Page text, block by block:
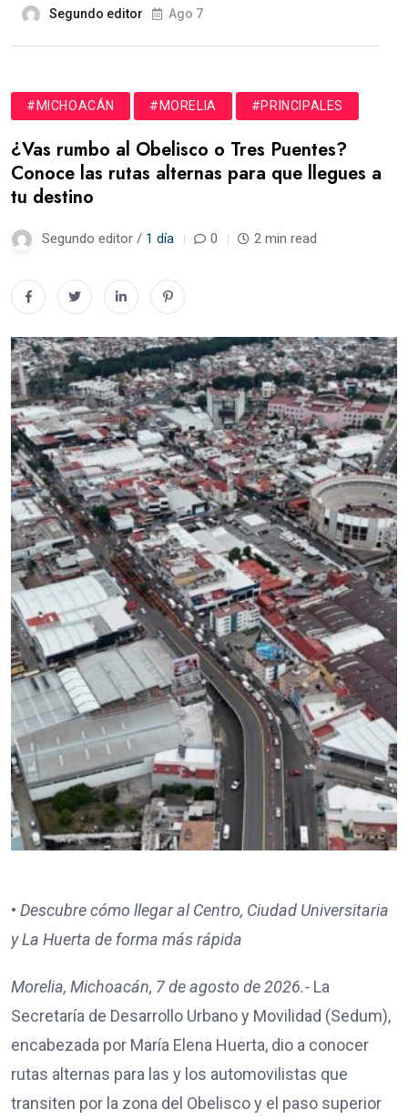
Segundo editor Ago 7
#MICHOACÁN #MORELIA #PRINCIPALES
¿Vas rumbo al Obelisco o Tres Puentes?
Conoce las rutas alternas para que llegues a
tu destino
Segundo editor / 1 día 0 2 min read
• Descubre cómo llegar al Centro, Ciudad Universitaria
y La Huerta de forma más rápida
Morelia, Michoacán, 7 de agosto de 2026.- La
Secretaría de Desarrollo Urbano y Movilidad (Sedum),
encabezada por María Elena Huerta, dio a conocer
rutas alternas para las y los automovilistas que
transiten por la zona del Obelisco y el paso superior